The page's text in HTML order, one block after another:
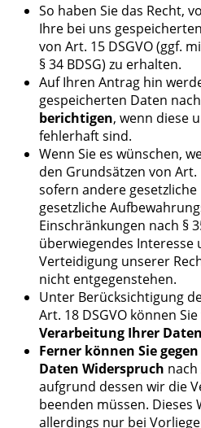
So haben Sie das Recht,
Ihre bei uns
von Art. 15 DSGVO (ggf.
§ 34 BDSG) zu erhalten.
Auf Ihren Antrag hin
gespeicherten Daten
berichtigen, wenn diese
fehlerhaft sind.
Wenn Sie es wünschen,
den Grundsätzen von Art.
sofern andere gesetzliche
gesetzliche
Einschränkungen nach §
überwiegendes Interesse
Verteidigung unserer
nicht entgegenstehen.
Unter Berücksichtigung
Art. 18 DSGVO können
Verarbeitung Ihrer
Ferner können Sie
Daten Widerspruch nach
aufgrund dessen wir die
beenden müssen.
allerdings nur bei